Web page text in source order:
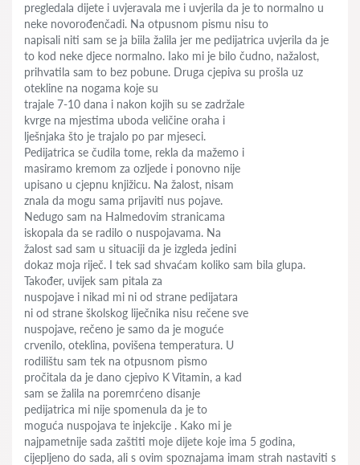
pregledala dijete i uvjeravala me i uvjerila da je to normalno u
neke novorođenčadi. Na otpusnom pismu nisu to
napisali niti sam se ja biila žalila jer me pedijatrica uvjerila da je
to kod neke djece normalno. Iako mi je bilo čudno, nažalost,
prihvatila sam to bez pobune. Druga cjepiva su prošla uz
otekline na nogama koje su
trajale 7-10 dana i nakon kojih su se zadržale
kvrge na mjestima uboda veličine oraha i
lješnjaka što je trajalo po par mjeseci.
Pedijatrica se čudila tome, rekla da mažemo i
masiramo kremom za ozljede i ponovno nije
upisano u cjepnu knjižicu. Na žalost, nisam
znala da mogu sama prijaviti nus pojave.
Nedugo sam na Halmedovim stranicama
iskopala da se radilo o nuspojavama. Na
žalost sad sam u situaciji da je izgleda jedini
dokaz moja riječ. I tek sad shvaćam koliko sam bila glupa.
Također, uvijek sam pitala za
nuspojave i nikad mi ni od strane pedijatara
ni od strane školskog liječnika nisu rečene sve
nuspojave, rečeno je samo da je moguće
crvenilo, oteklina, povišena temperatura. U
rodilištu sam tek na otpusnom pismo
pročitala da je dano cjepivo K Vitamin, a kad
sam se žalila na poremrćeno disanje
pedijatrica mi nije spomenula da je to
moguća nuspojava te injekcije . Kako mi je
najpametnije sada zaštiti moje dijete koje ima 5 godina,
cijepljeno do sada, ali s ovim spoznajama imam strah nastaviti s